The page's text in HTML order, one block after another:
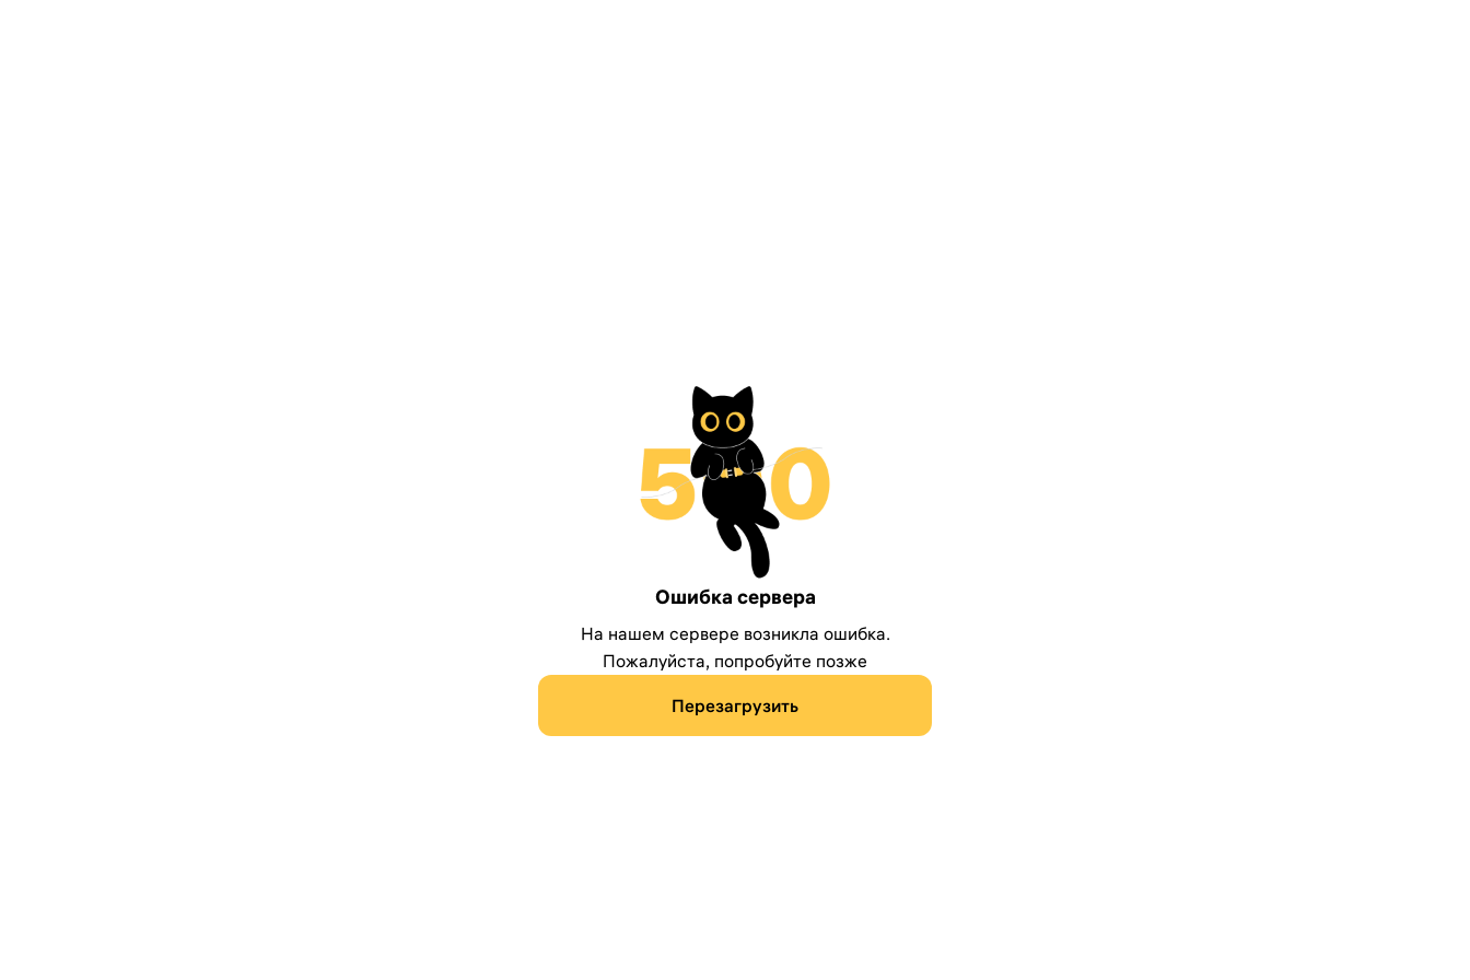
Ошибка сервера
На нашем сервере возникла ошибка.
Пожалуйста, попробуйте позже
Перезагрузить